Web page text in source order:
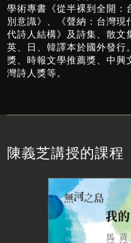
學術專書《從半裸到全開：
別意識》、《聲納：台灣
代詩人結構》及詩集、散文
英、日、韓譯本於國外發行
獎、時報文學推薦獎、中興
灣詩人獎等。
陳義芝講授的課程